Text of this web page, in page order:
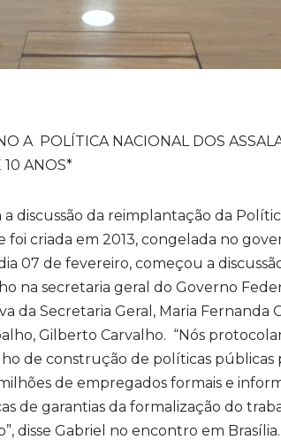
A POLÍTICA NACIONAL DOS
10 ANOS*
da reimplantação da
foi criada em 2013, congelada no
07 de fevereiro, começou a
na secretaria geral do Governo
da Secretaria Geral, Maria Fernanda
Gilberto Carvalho. “Nós
de construção de políticas públicas
de empregados formais e
de garantias da formalização do
disse Gabriel no encontro em Brasília.